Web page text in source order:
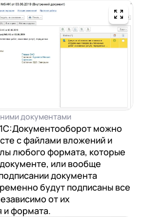
документами
можно
с файлами вложений и
любого формата, которые
или вообще
документа
будут подписаны все
от их
и формата.